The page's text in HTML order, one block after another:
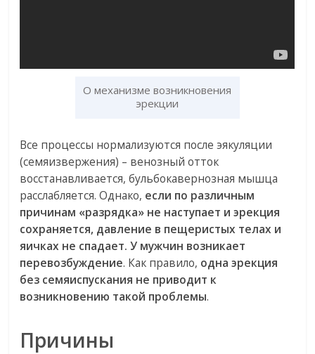
О механизме возникновения
эрекции
Все процессы нормализуются после эякуляции
(семяизвержения) – венозный отток
восстанавливается, бульбокавернозная мышца
расслабляется. Однако, если по различным
причинам «разрядка» не наступает и эрекция
сохраняется, давление в пещеристых телах и
яичках не спадает. У мужчин возникает
перевозбуждение. Как правило, одна эрекция
без семяиспускания не приводит к
возникновению такой проблемы.
Причины